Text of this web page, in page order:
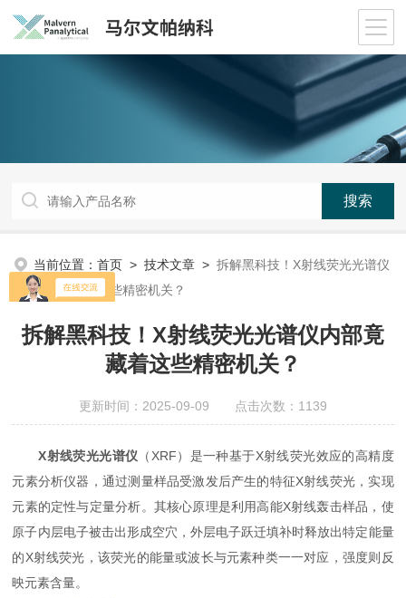
当前位置：首页 >技术文章 >拆解黑科技！X射线荧光光谱仪
内部竟藏着这些精密机关？
拆解黑科技！X射线荧光光谱仪内部竟
藏着这些精密机关？
更新时间：2025-09-09 点击次数：1139
X射线荧光光谱仪 （XRF）是一种基于X射线荧光效应的高精度
元素分析仪器，通过测量样品受激发后产生的特征X射线荧光，实现
元素的定性与定量分析。其核心原理是利用高能X射线轰击样品，使
原子内层电子被击出形成空穴，外层电子跃迁填补时释放出特定能量
的X射线荧光，该荧光的能量或波长与元素种类一一对应，强度则反
映元素含量。